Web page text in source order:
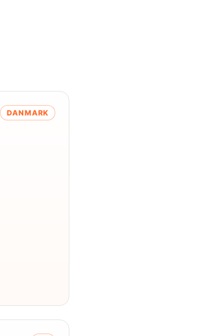
DANMARK